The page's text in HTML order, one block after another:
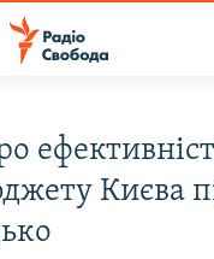
70 РОКІВ
Києва